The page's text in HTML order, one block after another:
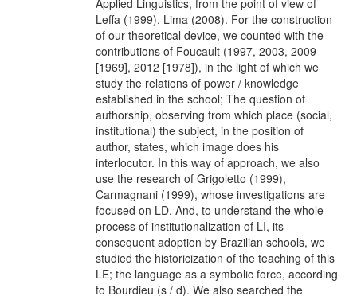
Applied Linguistics, from the point of view of
Leffa (1999), Lima (2008). For the construction
of our theoretical device, we counted with the
contributions of Foucault (1997, 2003, 2009
[1969], 2012 [1978]), in the light of which we
study the relations of power / knowledge
established in the school; The question of
authorship, observing from which place (social,
institutional) the subject, in the position of
author, states, which image does his
interlocutor. In this way of approach, we also
use the research of Grigoletto (1999),
Carmagnani (1999), whose investigations are
focused on LD. And, to understand the whole
process of institutionalization of LI, its
consequent adoption by Brazilian schools, we
studied the historicization of the teaching of this
LE; the language as a symbolic force, according
to Bourdieu (s / d). We also searched the